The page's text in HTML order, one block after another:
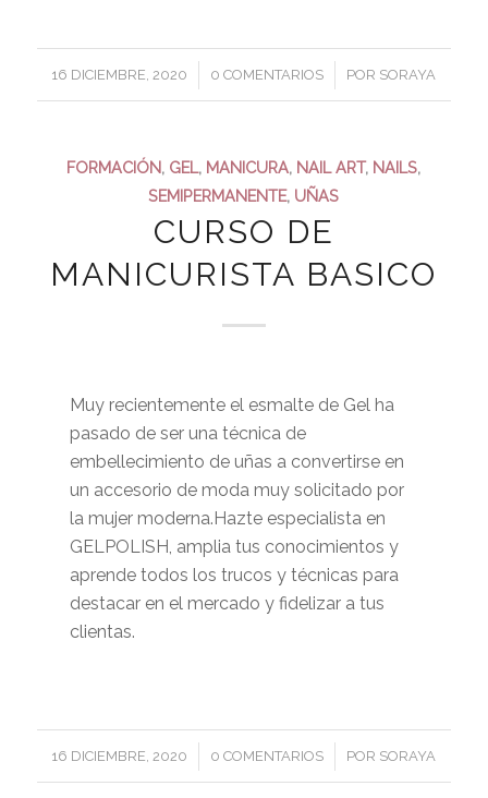
16 DICIEMBRE, 2020
/ 0 COMENTARIOS
/ POR SORAYA
FORMACIÓN, GEL, MANICURA, NAIL ART, NAILS,
SEMIPERMANENTE, UÑAS
CURSO DE
MANICURISTA BASICO
Muy recientemente el esmalte de Gel ha
pasado de ser una técnica de
embellecimiento de uñas a convertirse en
un accesorio de moda muy solicitado por
la mujer moderna.Hazte especialista en
GELPOLISH, amplia tus conocimientos y
aprende todos los trucos y técnicas para
destacar en el mercado y fidelizar a tus
clientas.
16 DICIEMBRE, 2020
/ 0 COMENTARIOS
/ POR SORAYA